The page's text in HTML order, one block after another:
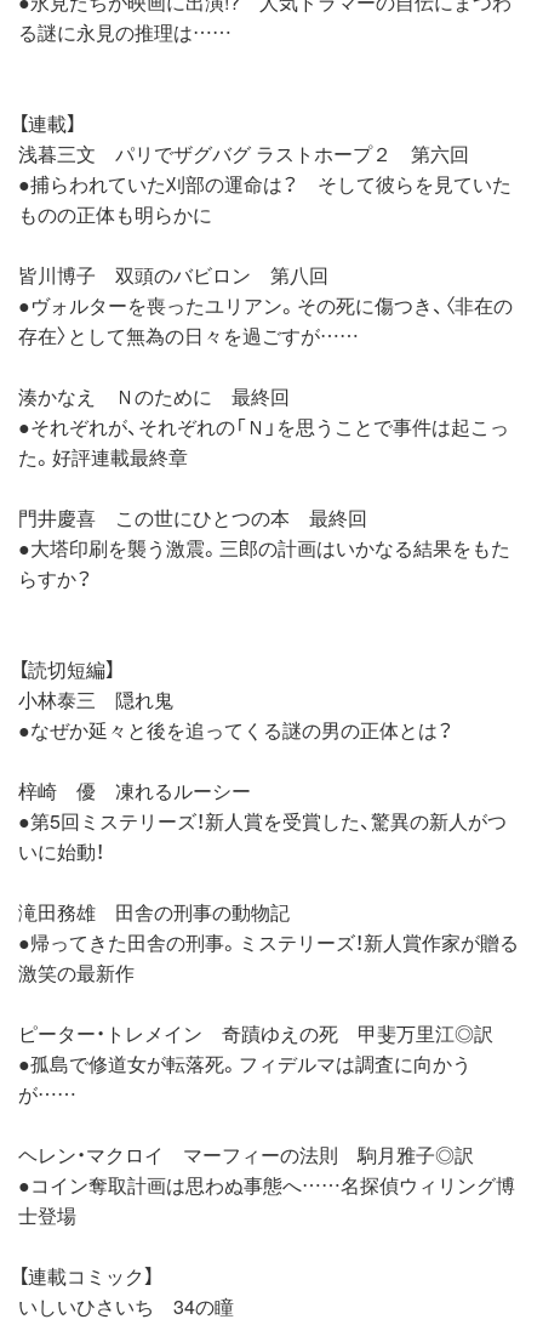
る謎に永見の推理は……
【連載】
浅暮三文 パリでザグバグ ラストホープ２ 第六回
●捕らわれていた刈部の運命は？ そして彼らを見ていた
ものの正体も明らかに
皆川博子 双頭のバビロン 第八回
●ヴォルターを喪ったユリアン。その死に傷つき、〈非在の
存在〉として無為の日々を過ごすが……
湊かなえ Ｎのために 最終回
●それぞれが、それぞれの「Ｎ」を思うことで事件は起こっ
た。好評連載最終章
門井慶喜 この世にひとつの本 最終回
●大塔印刷を襲う激震。三郎の計画はいかなる結果をもた
らすか？
【読切短編】
小林泰三 隠れ鬼
●なぜか延々と後を追ってくる謎の男の正体とは？
梓崎 優 凍れるルーシー
●第5回ミステリーズ！新人賞を受賞した、驚異の新人がつ
いに始動！
滝田務雄 田舎の刑事の動物記
●帰ってきた田舎の刑事。ミステリーズ！新人賞作家が贈る
激笑の最新作
ピーター・トレメイン 奇蹟ゆえの死 甲斐万里江◎訳
●孤島で修道女が転落死。フィデルマは調査に向かう
が……
ヘレン・マクロイ マーフィーの法則 駒月雅子◎訳
●コイン奪取計画は思わぬ事態へ……名探偵ウィリング博
士登場
【連載コミック】
いしいひさいち 34の瞳